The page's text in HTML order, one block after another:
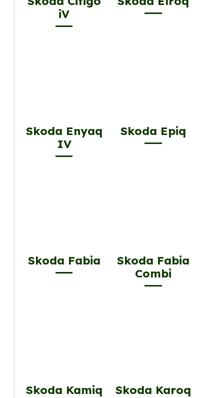
iV
Skoda Enyaq
IV
Skoda Epiq
Skoda Fabia
Skoda Fabia
Combi
Skoda Kamiq Skoda Karoq